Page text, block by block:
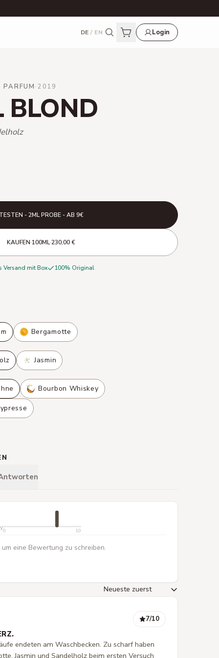
DE / EN Login
PARFUM ·2019
BLOND
TESTEN - 2ML PROBE - AB 9€
KAUFEN·100ML·230,00 €
Versand mit Box 100% Original
Bergamotte
Jasmin
Bourbon Whiskey
0 10
eine Bewertung zu schreiben.
7/10
endeten am Waschbecken. Zu scharf haben
Jasmin und Sandelholz beim ersten Versuch